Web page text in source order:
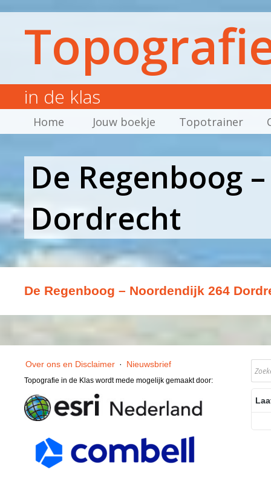
in de klas
Home Jouw boekje Topotrainer
De Regenboog
Dordrecht
De Regenboog – Noordendijk 264
Over ons en Disclaimer · Nieuwsbrief
Topografie in de Klas wordt mede mogelijk gemaakt door: